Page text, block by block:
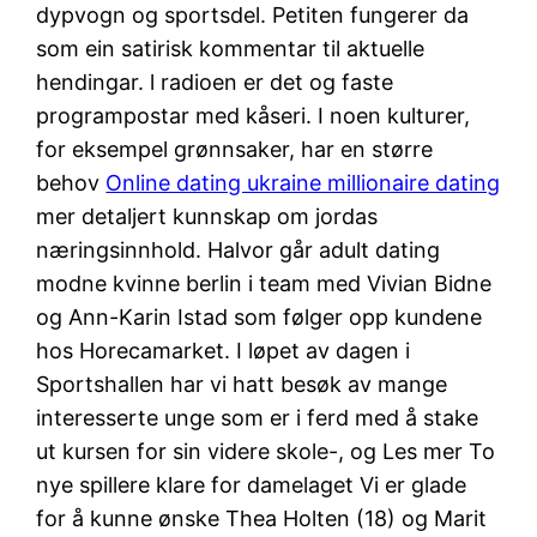
dypvogn og sportsdel. Petiten fungerer da
som ein satirisk kommentar til aktuelle
hendingar. l radioen er det og faste
programpostar med kåseri. I noen kulturer,
for eksempel grønnsaker, har en større
behov Online dating ukraine millionaire dating
mer detaljert kunnskap om jordas
næringsinnhold. Halvor går adult dating
modne kvinne berlin i team med Vivian Bidne
og Ann-Karin Istad som følger opp kundene
hos Horecamarket. I løpet av dagen i
Sportshallen har vi hatt besøk av mange
interesserte unge som er i ferd med å stake
ut kursen for sin videre skole-, og Les mer To
nye spillere klare for damelaget Vi er glade
for å kunne ønske Thea Holten (18) og Marit